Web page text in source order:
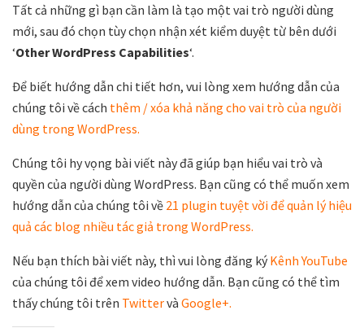
Tất cả những gì bạn cần làm là tạo một vai trò người dùng
mới, sau đó chọn tùy chọn nhận xét kiểm duyệt từ bên dưới
‘Other WordPress Capabilities‘.
Để biết hướng dẫn chi tiết hơn, vui lòng xem hướng dẫn của
chúng tôi về cách thêm / xóa khả năng cho vai trò của người
dùng trong WordPress.
Chúng tôi hy vọng bài viết này đã giúp bạn hiểu vai trò và
quyền của người dùng WordPress. Bạn cũng có thể muốn xem
hướng dẫn của chúng tôi về 21 plugin tuyệt vời để quản lý hiệu
quả các blog nhiều tác giả trong WordPress.
Nếu bạn thích bài viết này, thì vui lòng đăng ký Kênh YouTube
của chúng tôi để xem video hướng dẫn. Bạn cũng có thể tìm
thấy chúng tôi trên Twittervà Google+.